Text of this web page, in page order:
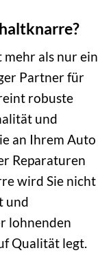
mehr als nur ein
Partner für
robuste
und
an Ihrem Auto
Reparaturen
wird Sie nicht
und
lohnenden
Qualität legt.